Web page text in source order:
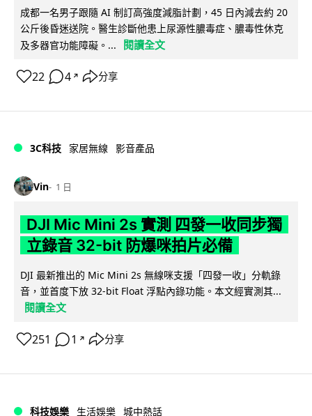
成都一名男子跟隨 AI 制訂高強度減脂計劃，45 日內減去約 20
公斤後昏迷送院。醫生診斷他患上尿源性膿毒症、膿毒性休克
及多器官功能障礙。...
閱讀全文
22 4 ↗ 分享
3C科技 家居無線 影音產品
Vin 1 日
DJI Mic Mini 2s 實測 四發一收同步獨
立錄音 32-bit 防爆咪拍片必備
DJI 最新推出的 Mic Mini 2s 無線咪支援「四發一收」分軌錄
音，並首度下放 32-bit Float 浮點內錄功能。本文經實測其...
閱讀全文
251 1 ↗ 分享
科技娛樂 生活娛樂 城中熱話